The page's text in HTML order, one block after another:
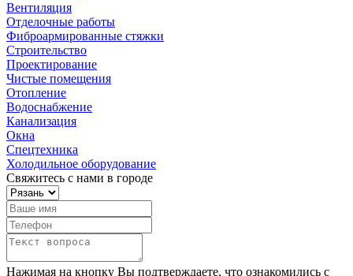
Вентиляция
Отделочные работы
Фиброармированные стяжки
Строительство
Проектирование
Чистые помещения
Отопление
Водоснабжение
Канализация
Окна
Спецтехника
Холодильное оборудование
Свяжитесь с нами в городе
Нажимая на кнопку Вы подтверждаете, что ознакомились с